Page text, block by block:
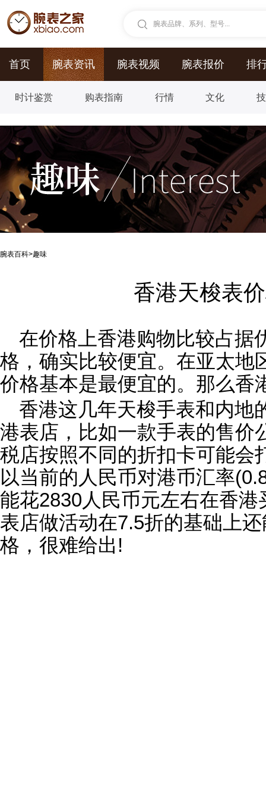
腕表品牌、系列、型号...
首页 腕表资讯 腕表视频 腕表报价 排
时计鉴赏 购表指南 行情 文化
腕表百科>趣味
香港天梭表
在价格上香港购物比较占据
格，确实比较便宜。在亚太地
价格基本是最便宜的。那么香
香港这几年天梭手表和内地
港表店，比如一款手表的售价
税店按照不同的折扣卡可能会
以当前的人民币对港币汇率
能花2830人民币元左右在香
表店做活动在7.5折的基础上
格，很难给出!